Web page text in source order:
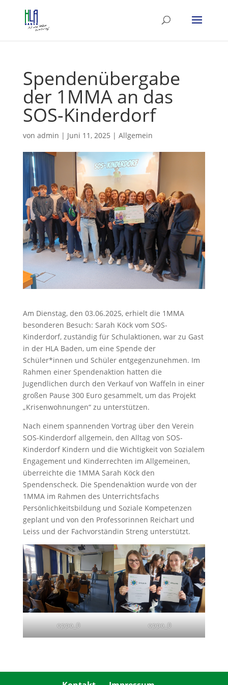
Spendenübergabe
der 1MMA an das
SOS-Kinderdorf
von admin | Juni 11, 2025 | Allgemein
Am Dienstag, den 03.06.2025, erhielt die 1MMA
besonderen Besuch: Sarah Köck vom SOS-
Kinderdorf, zuständig für Schulaktionen, war zu Gast
in der HLA Baden, um eine Spende der
Schüler*innen und Schüler entgegenzunehmen. Im
Rahmen einer Spendenaktion hatten die
Jugendlichen durch den Verkauf von Waffeln in einer
großen Pause 300 Euro gesammelt, um das Projekt
„Krisenwohnungen“ zu unterstützen.
Nach einem spannenden Vortrag über den Verein
SOS-Kinderdorf allgemein, den Alltag von SOS-
Kinderdorf Kindern und die Wichtigkeit von Sozialem
Engagement und Kinderrechten im Allgemeinen,
überreichte die 1MMA Sarah Köck den
Spendenscheck. Die Spendenaktion wurde von der
1MMA im Rahmen des Unterrichtsfachs
Persönlichkeitsbildung und Soziale Kompetenzen
geplant und von den Professorinnen Reichart und
Leiss und der Fachvorständin Streng unterstützt.
oppo_0 oppo_0